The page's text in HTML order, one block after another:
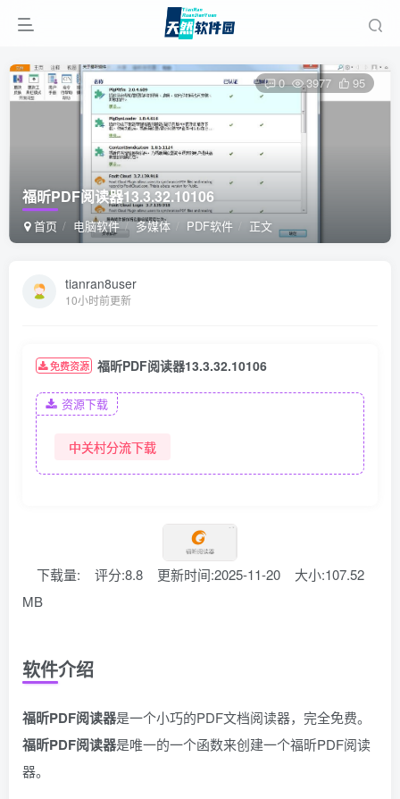
福昕PDF阅读器13.3.32.10106
首页 电脑软件 多媒体 PDF软件 正文
0 3977 95
tianran8user
10小时前更新
免费资源 福昕PDF阅读器13.3.32.10106
资源下载
中关村分流下载
下载量: 评分:8.8 更新时间:2025-11-20
大小:107.52
MB
软件介绍
福昕PDF阅读器是一个小巧的PDF文档阅读器，完全免费。
福昕PDF阅读器是唯一的一个函数来创建一个福昕PDF阅读
器。